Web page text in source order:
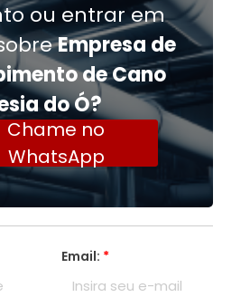
ou entrar em
Empresa de
de Cano
do Ó?
Chame no
WhatsApp
Email: *